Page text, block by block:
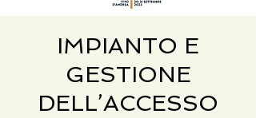
IMPIANTO E
GESTIONE
DELL’ACCESSO